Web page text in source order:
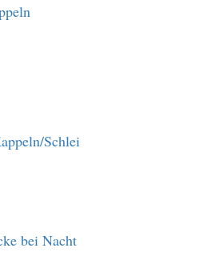
Schlei
bei Nacht